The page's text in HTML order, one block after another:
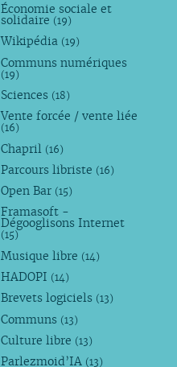
Économie sociale et
solidaire (19)
Wikipédia (19)
Communs numériques
(19)
Sciences (18)
Vente forcée / vente liée
(16)
Chapril (16)
Parcours libriste (16)
Open Bar (15)
Framasoft -
Dégooglisons Internet
(15)
Musique libre (14)
HADOPI (14)
Brevets logiciels (13)
Communs (13)
Culture libre (13)
Parlezmoid’IA (13)